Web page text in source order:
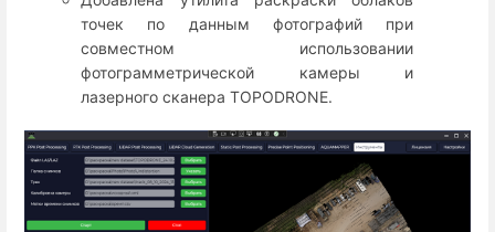
точек по данным фотографий при
совместном использовании
фотограмметрической камеры и
лазерного сканера TOPODRONE.